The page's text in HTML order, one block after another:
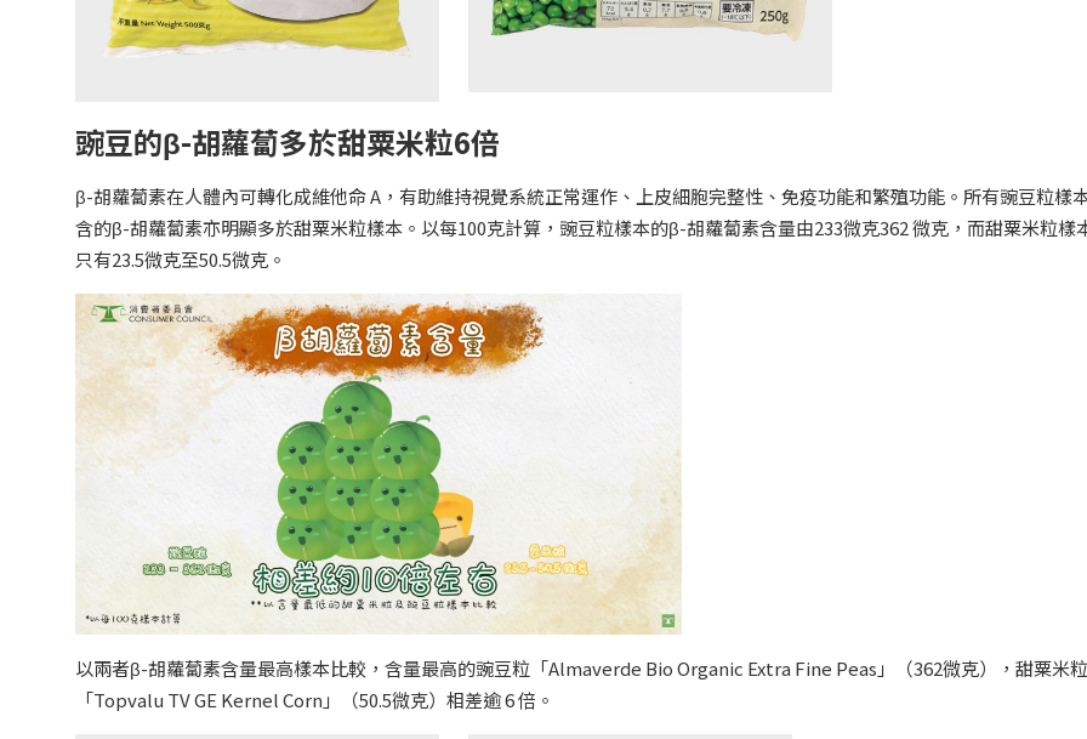
豌豆的β-胡蘿蔔多於甜粟米粒6倍
β-胡蘿蔔素在人體內可轉化成維他命 A，有助維持視覺系統正常運作、上皮細胞完整性、免疫功能和繁殖功能。所有豌豆粒樣
含的β-胡蘿蔔素亦明顯多於甜粟米粒樣本。以每100克計算，豌豆粒樣本的β-胡蘿蔔素含量由233微克362 微克，而甜粟米粒樣
只有23.5微克至50.5微克。
以兩者β-胡蘿蔔素含量最高樣本比較，含量最高的豌豆粒「Almaverde Bio Organic Extra Fine Peas」（362微克），甜粟米粒
「Topvalu TV GE Kernel Corn」（50.5微克）相差逾 6 倍。